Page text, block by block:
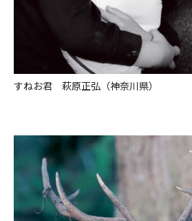
すねお君 萩原正弘（神奈川県）